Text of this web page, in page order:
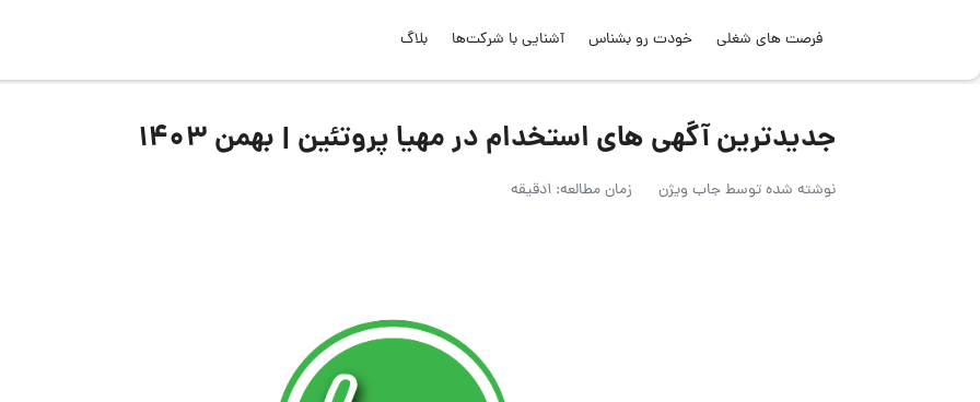
فرصت های شغلی خودت رو بشناس آشنایی با شرکت‌ها بلاگ
جدیدترین آگهی های استخدام در مهیا پروتئین | بهمن ۱۴۰۳
نوشته شده توسطجاب ویژن زمان مطالعه: 1دقیقه